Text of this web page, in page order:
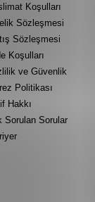
Koşulları
Sözleşmesi
Sözleşmesi
Koşulları
ve Güvenlik
Politikası
Hakkı
Sorulan Sorular